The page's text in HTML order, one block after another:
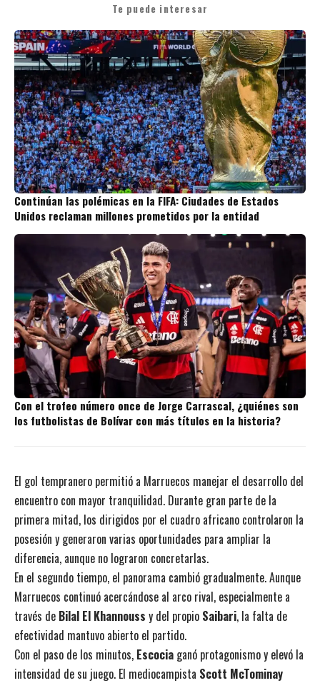
Te puede interesar
Continúan las polémicas en la FIFA: Ciudades de Estados
Unidos reclaman millones prometidos por la entidad
Con el trofeo número once de Jorge Carrascal, ¿quiénes son
los futbolistas de Bolívar con más títulos en la historia?
El gol tempranero permitió a Marruecos manejar el desarrollo del
encuentro con mayor tranquilidad. Durante gran parte de la
primera mitad, los dirigidos por el cuadro africano controlaron la
posesión y generaron varias oportunidades para ampliar la
diferencia, aunque no lograron concretarlas.
En el segundo tiempo, el panorama cambió gradualmente. Aunque
Marruecos continuó acercándose al arco rival, especialmente a
través de Bilal El Khannouss y del propio Saibari, la falta de
efectividad mantuvo abierto el partido.
Con el paso de los minutos, Escocia ganó protagonismo y elevó la
intensidad de su juego. El mediocampista Scott McTominay